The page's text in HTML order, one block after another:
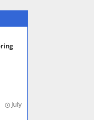
July